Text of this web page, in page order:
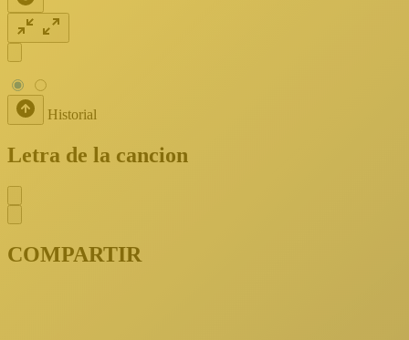
Historial
Letra de la cancion
COMPARTIR